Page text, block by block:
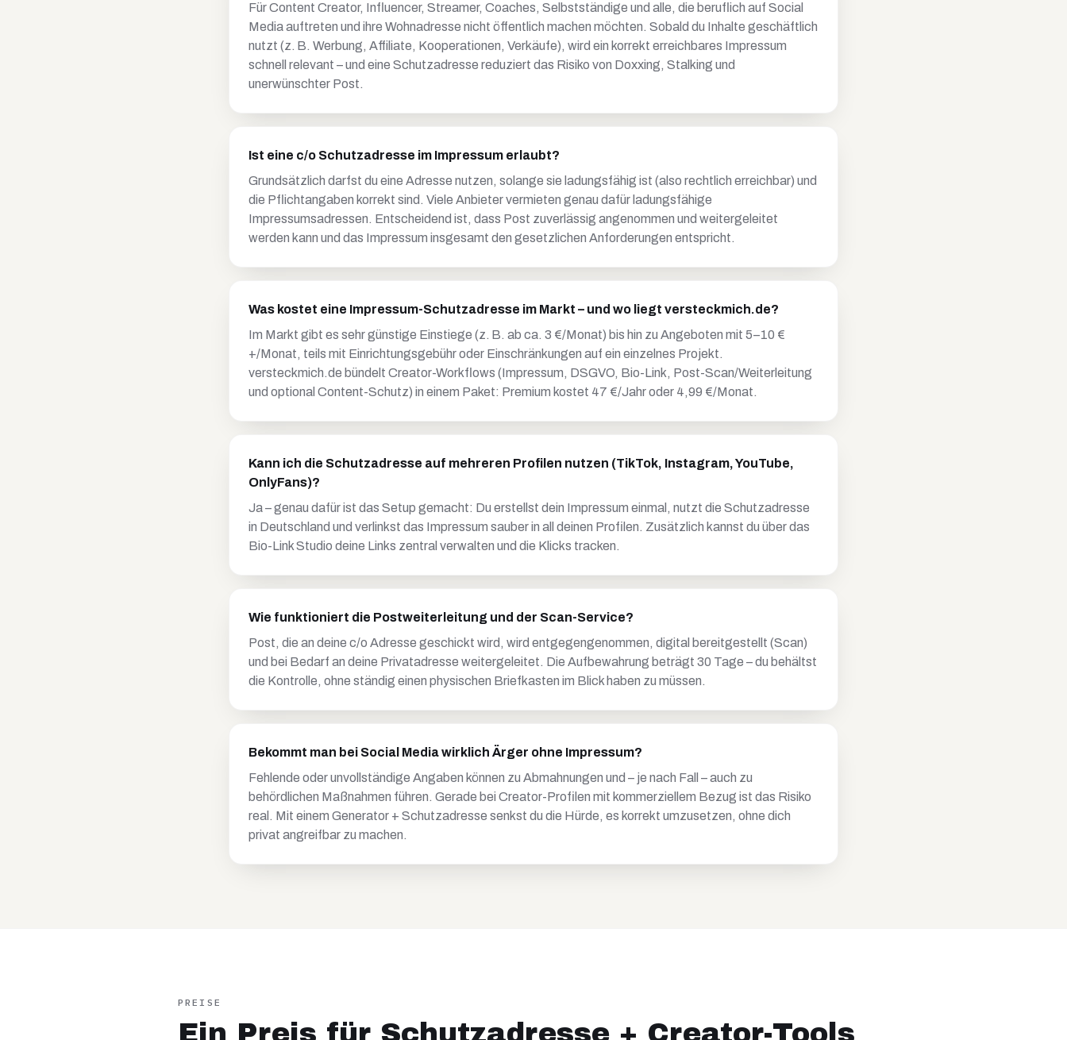
Für Content Creator, Influencer, Streamer, Coaches, Selbstständige und alle, die beruflich auf Social
Media auftreten und ihre Wohnadresse nicht öffentlich machen möchten. Sobald du Inhalte geschäftlich
nutzt (z. B. Werbung, Affiliate, Kooperationen, Verkäufe), wird ein korrekt erreichbares Impressum
schnell relevant – und eine Schutzadresse reduziert das Risiko von Doxxing, Stalking und
unerwünschter Post.
Ist eine c/o Schutzadresse im Impressum erlaubt?
Grundsätzlich darfst du eine Adresse nutzen, solange sie ladungsfähig ist (also rechtlich erreichbar) und
die Pflichtangaben korrekt sind. Viele Anbieter vermieten genau dafür ladungsfähige
Impressumsadressen. Entscheidend ist, dass Post zuverlässig angenommen und weitergeleitet
werden kann und das Impressum insgesamt den gesetzlichen Anforderungen entspricht.
Was kostet eine Impressum-Schutzadresse im Markt – und wo liegt versteckmich.de?
Im Markt gibt es sehr günstige Einstiege (z. B. ab ca. 3 €/Monat) bis hin zu Angeboten mit 5–10 €
+/Monat, teils mit Einrichtungsgebühr oder Einschränkungen auf ein einzelnes Projekt.
versteckmich.de bündelt Creator-Workflows (Impressum, DSGVO, Bio-Link, Post-Scan/Weiterleitung
und optional Content-Schutz) in einem Paket: Premium kostet 47 €/Jahr oder 4,99 €/Monat.
Kann ich die Schutzadresse auf mehreren Profilen nutzen (TikTok, Instagram, YouTube,
OnlyFans)?
Ja – genau dafür ist das Setup gemacht: Du erstellst dein Impressum einmal, nutzt die Schutzadresse
in Deutschland und verlinkst das Impressum sauber in all deinen Profilen. Zusätzlich kannst du über das
Bio-Link Studio deine Links zentral verwalten und die Klicks tracken.
Wie funktioniert die Postweiterleitung und der Scan-Service?
Post, die an deine c/o Adresse geschickt wird, wird entgegengenommen, digital bereitgestellt (Scan)
und bei Bedarf an deine Privatadresse weitergeleitet. Die Aufbewahrung beträgt 30 Tage – du behältst
die Kontrolle, ohne ständig einen physischen Briefkasten im Blick haben zu müssen.
Bekommt man bei Social Media wirklich Ärger ohne Impressum?
Fehlende oder unvollständige Angaben können zu Abmahnungen und – je nach Fall – auch zu
behördlichen Maßnahmen führen. Gerade bei Creator-Profilen mit kommerziellem Bezug ist das Risiko
real. Mit einem Generator + Schutzadresse senkst du die Hürde, es korrekt umzusetzen, ohne dich
privat angreifbar zu machen.
PREISE
Ein Preis für Schutzadresse + Creator-Tools